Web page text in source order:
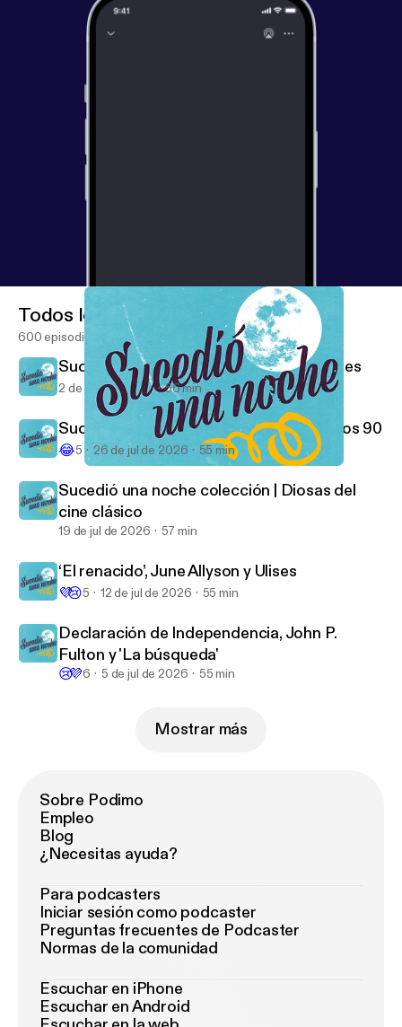
Sucedió una noche
Todos los episodios
600 episodios
Sucedió una noche colección | Personajes
2 de ago de 2026 56 min
Sucedió una noche colección | Cine de los 90
😂5 26 de jul de 2026 55 min
Sucedió una noche colección | Diosas del
cine clásico
19 de jul de 2026 57 min
‘El renacido’, June Allyson y Ulises
💜😢5 12 de jul de 2026 55 min
Declaración de Independencia, John P.
Fulton y 'La búsqueda'
😢💜6 5 de jul de 2026 55 min
Mostrar más
Sobre Podimo
Empleo
Blog
¿Necesitas ayuda?
Para podcasters
Iniciar sesión como podcaster
Preguntas frecuentes de Podcaster
Normas de la comunidad
Escuchar en iPhone
Escuchar en Android